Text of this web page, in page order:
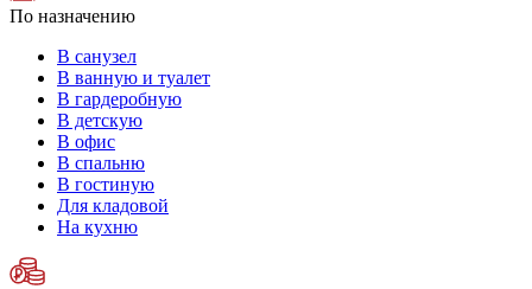
По назначению
В санузел
В ванную и туалет
В гардеробную
В детскую
В офис
В спальню
В гостиную
Для кладовой
На кухню